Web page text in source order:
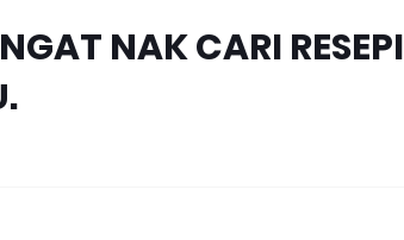
NAK CARI RESEPI